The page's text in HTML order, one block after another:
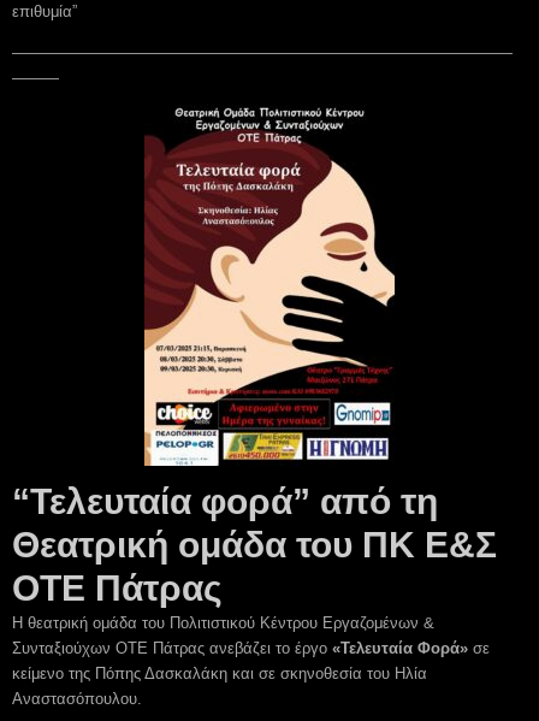
επιθυμία”
————————————————————————————————
———
“Τελευταία φορά” από τη
Θεατρική ομάδα του ΠΚ Ε&Σ
ΟΤΕ Πάτρας
Η θεατρική ομάδα του Πολιτιστικού Κέντρου Εργαζομένων &
Συνταξιούχων ΟΤΕ Πάτρας ανεβάζει το έργο «Τελευταία Φορά» σε
κείμενο της Πόπης Δασκαλάκη και σε σκηνοθεσία του Ηλία
Αναστασόπουλου.